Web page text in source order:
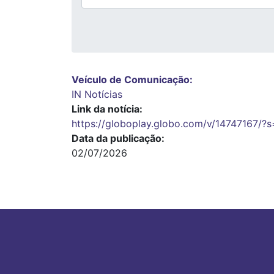
Veículo de Comunicação
IN Notícias
Link da notícia
https://globoplay.globo.com/v/14747167/
Data da publicação
02/07/2026